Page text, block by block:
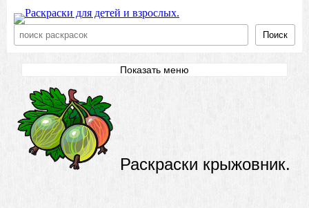
Поиск
Показать меню
Раскраски крыжовник.